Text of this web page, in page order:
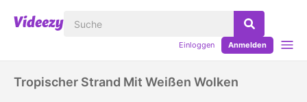
Einloggen Anmelden
Tropischer Strand Mit Weißen Wolken